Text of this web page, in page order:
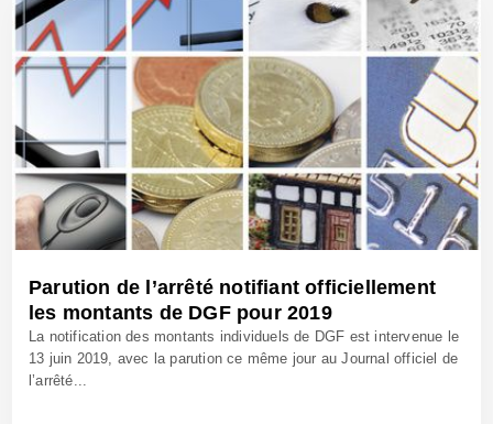
18 Juin 2019 - Réf: CW39498
Parution de l’arrêté notifiant officiellement
les montants de DGF pour 2019
La notification des montants individuels de DGF est intervenue le
13 juin 2019, avec la parution ce même jour au Journal officiel de
l’arrêté...